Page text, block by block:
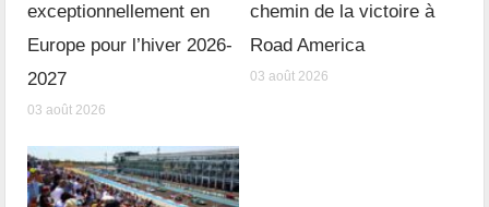
exceptionnellement en
Europe pour l’hiver 2026-
2027
03 août 2026
chemin de la victoire à
Road America
03 août 2026